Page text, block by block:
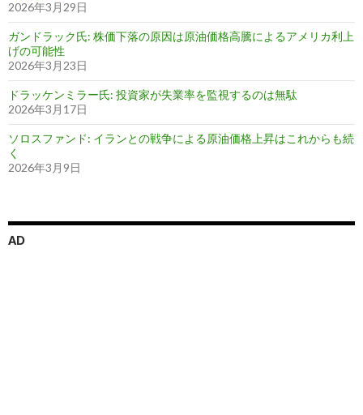
2026年3月29日
ガンドラック氏: 株価下落の原因は原油価格高騰によるアメリカ利上
げの可能性
2026年3月23日
ドラッケンミラー氏: 投資家が失業率を監視するのは無駄
2026年3月17日
ソロスファンド: イランとの戦争による原油価格上昇はこれからも続
く
2026年3月9日
AD